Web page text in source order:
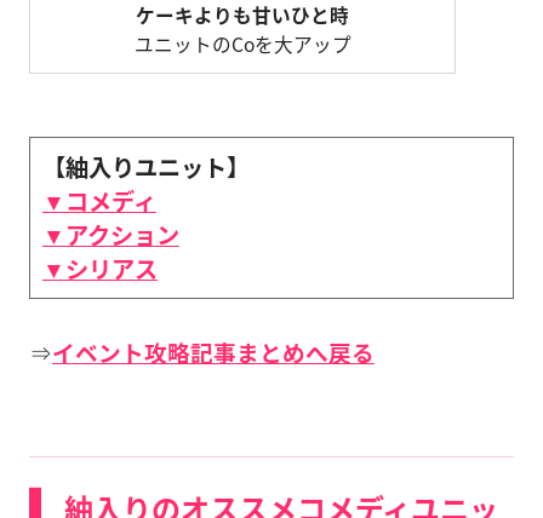
ケーキよりも甘いひと時
ユニットのCoを大アップ
【紬入りユニット】
▼コメディ
▼アクション
▼シリアス
⇒イベント攻略記事まとめへ戻る
紬入りのオススメコメディユニッ